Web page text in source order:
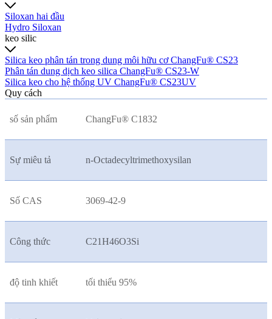
Siloxan hai đầu
Hydro Siloxan
keo silic
Silica keo phân tán trong dung môi hữu cơ ChangFu® CS23
Phân tán dung dịch keo silica ChangFu® CS23-W
Silica keo cho hệ thống UV ChangFu® CS23UV
Quy cách
số sản phẩm ChangFu® C1832
Sự miêu tả n-Octadecyltrimethoxysilan
Số CAS 3069-42-9
Công thức C21H46O3Si
độ tinh khiết tối thiểu 95%